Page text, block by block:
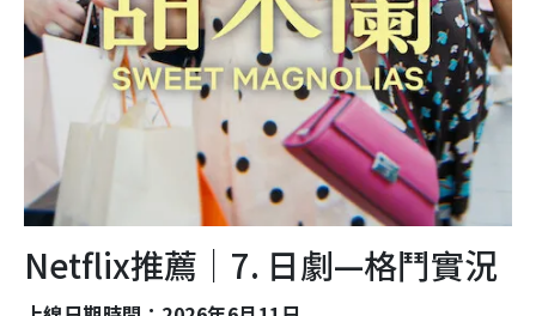
Netflix推薦｜7. 日劇—格鬥實況